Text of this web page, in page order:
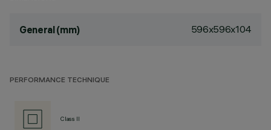
General (mm) 596x596x104
PERFORMANCE TECHNIQUE
Class II